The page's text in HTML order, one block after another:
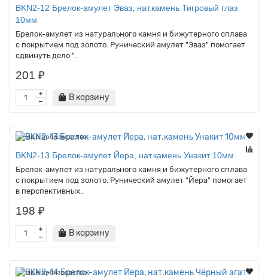
BKN2-12 Брелок-амулет Эваз, нат.камень Тигровый глаз
10мм
Брелок-амулет из натурального камня и бижутерного сплава
с покрытием под золото. Рунический амулет "Эваз" помогает
сдвинуть дело "..
201 ₽
В корзину
Наше производство
BKN2-13 Брелок-амулет Йера, нат.камень Унакит 10мм
Брелок-амулет из натурального камня и бижутерного сплава
с покрытием под золото. Рунический амулет "Йера" помогает
в перспективных..
198 ₽
В корзину
Наше производство